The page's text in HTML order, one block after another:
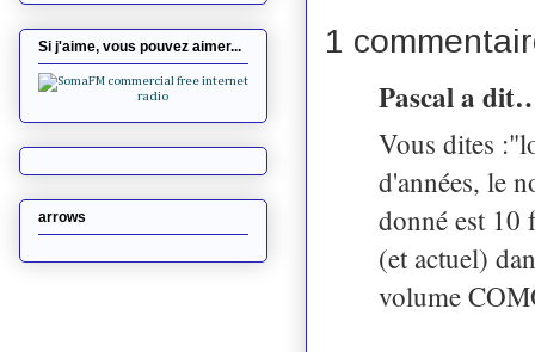
1
Pascal a
Vous dites
d'années, le
donné est 10
(et actuel)
volume
Si j'aime, vous pouvez aimer...
arrows